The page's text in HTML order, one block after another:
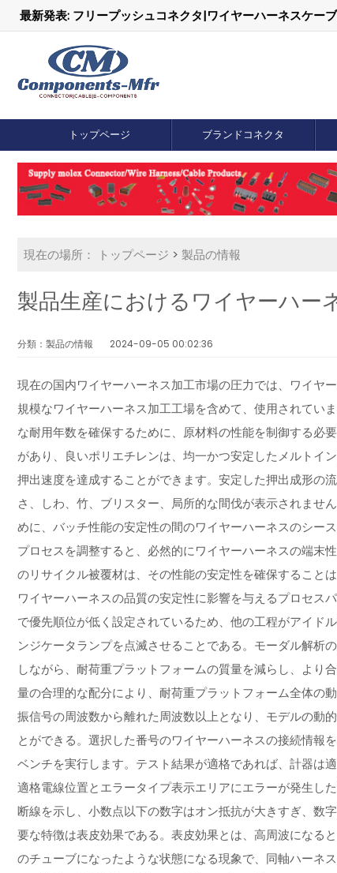
最新発表: フリープッシュコネクタ|ワイヤーハーネスケー
トップページ ブランドコネクタ
現在の場所： トップページ > 製品の情報
製品生産におけるワイヤーハー
分類：製品の情報 2024-09-05 00:02:36
現在の国内ワイヤーハーネス加工市場の圧力では、ワイヤ
規模なワイヤーハーネス加工工場を含めて、使用されてい
な耐用年数を確保するために、原材料の性能を制御する必
があり、良いポリエチレンは、均一かつ安定したメルトイ
押出速度を達成することができます。安定した押出成形の
さ、しわ、竹、ブリスター、局所的な間伐が表示されませ
めに、バッチ性能の安定性の間のワイヤーハーネスのシー
プロセスを調整すると、必然的にワイヤーハーネスの端末
のリサイクル被覆材は、その性能の安定性を確保すること
ワイヤーハーネスの品質の安定性に影響を与えるプロセス
で優先順位が低く設定されているため、他の工程がアイド
ンジケータランプを点滅させることである。モーダル解析
しながら、耐荷重プラットフォームの質量を減らし、より
量の合理的な配分により、耐荷重プラットフォーム全体の
振信号の周波数から離れた周波数以上となり、モデルの動
とができる。選択した番号のワイヤーハーネスの接続情報
ベンチを実行します。テスト結果が適格であれば、計器は
適格電線位置とエラータイプ表示エリアにエラーが発生し
断線を示し、小数点以下の数字はオン抵抗が大きすぎ、数
要な特徴は表皮効果である。表皮効果とは、高周波になる
のチューブになったような状態になる現象で、同軸ハーネ